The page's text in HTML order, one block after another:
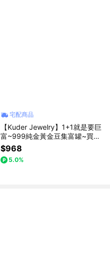
宅配商品
【Kuder Jewelry】1+1就是要巨
富~999純金黃金豆集富罐~買1
組送1條小金馬項鍊
$968
5.0%